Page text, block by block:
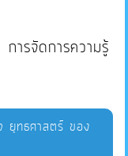
การจัดการความรู้
ยุทธศาสตร์ ของ